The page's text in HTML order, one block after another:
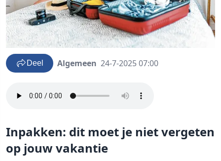
Deel Algemeen 24-7-2025 07:00
Inpakken: dit moet je niet vergeten
op jouw vakantie